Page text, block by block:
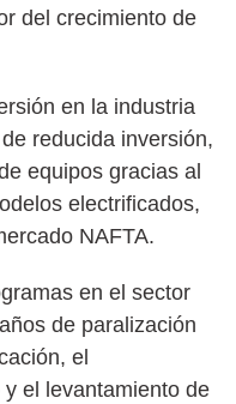
del crecimiento de
en la industria
reducida inversión,
equipos gracias al
electrificados,
NAFTA.
en el sector
de paralización
el
el levantamiento de